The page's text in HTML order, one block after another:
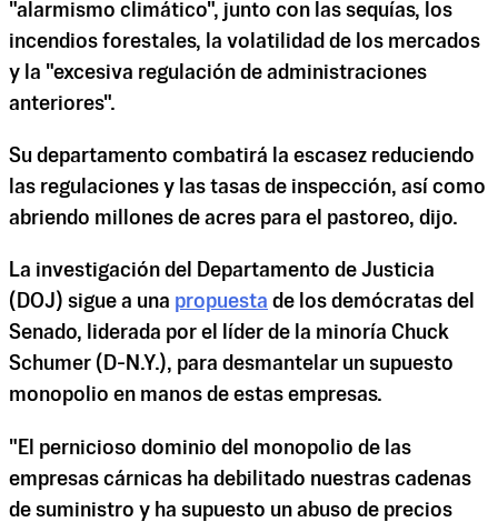
"alarmismo climático", junto con las sequías, los
incendios forestales, la volatilidad de los mercados
y la "excesiva regulación de administraciones
anteriores".
Su departamento combatirá la escasez reduciendo
las regulaciones y las tasas de inspección, así como
abriendo millones de acres para el pastoreo, dijo.
La investigación del Departamento de Justicia
(DOJ) sigue a una propuesta de los demócratas del
Senado, liderada por el líder de la minoría Chuck
Schumer (D-N.Y.), para desmantelar un supuesto
monopolio en manos de estas empresas.
"El pernicioso dominio del monopolio de las
empresas cárnicas ha debilitado nuestras cadenas
de suministro y ha supuesto un abuso de precios